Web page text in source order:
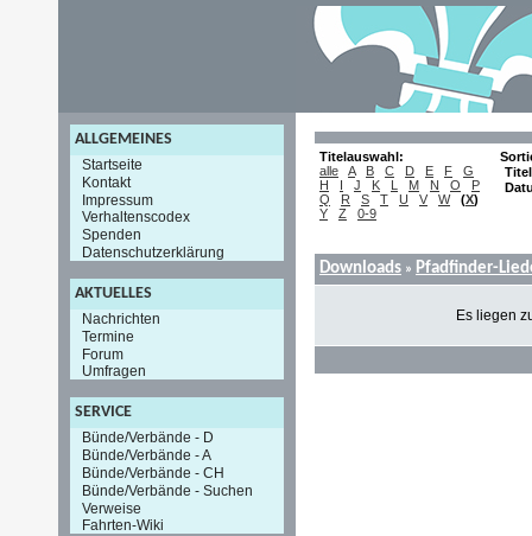
ALLGEMEINES
Startseite
Kontakt
Impressum
Verhaltenscodex
Spenden
Datenschutzerklärung
AKTUELLES
Nachrichten
Termine
Forum
Umfragen
SERVICE
Bünde/Verbände - D
Bünde/Verbände - A
Bünde/Verbände - CH
Bünde/Verbände - Suchen
Verweise
Fahrten-Wiki
Titelauswahl:
alle
A B C D E F
G
H
I J K L M N O
P
Q
R S T U V W (X)
Y
Z 0-9
Titel
Downloads » Pfadfinder-
Es liegen